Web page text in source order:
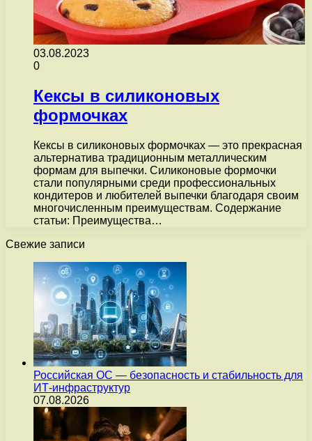
03.08.2023
0
Кексы в силиконовых
формочках
Кексы в силиконовых формочках — это прекрасная
альтернатива традиционным металлическим
формам для выпечки. Силиконовые формочки
стали популярными среди профессиональных
кондитеров и любителей выпечки благодаря своим
многочисленным преимуществам. Содержание
статьи: Преимущества…
Свежие записи
Российская ОС — безопасность и стабильность для
ИТ-инфраструктур
07.08.2026